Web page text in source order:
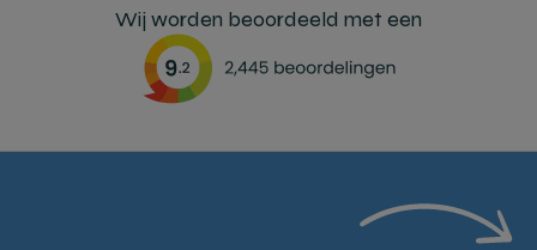
Wij worden beoordeeld met een